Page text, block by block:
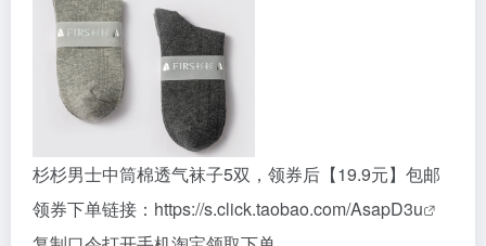
杉杉男士中筒棉透气袜子5双，领券后【19.9元】包邮
领券下单链接： https://s.click.taobao.com/AsapD3u